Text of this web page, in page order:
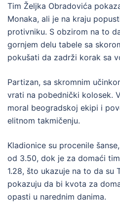
Tim Željka Obradovića
Monaka, ali je na kraju
protivniku. S obzirom na to
gornjem delu tabele sa
pokušati da zadrži korak sa
Partizan, sa skromnim
vrati na pobednički kolosek.
moral beogradskoj ekipi i
elitnom takmičenju.
Kladionice su procenile
od 3.50, dok je za domaći
1.28, što ukazuje na to da su
pokazuju da bi kvota za
opasti u narednim danima.